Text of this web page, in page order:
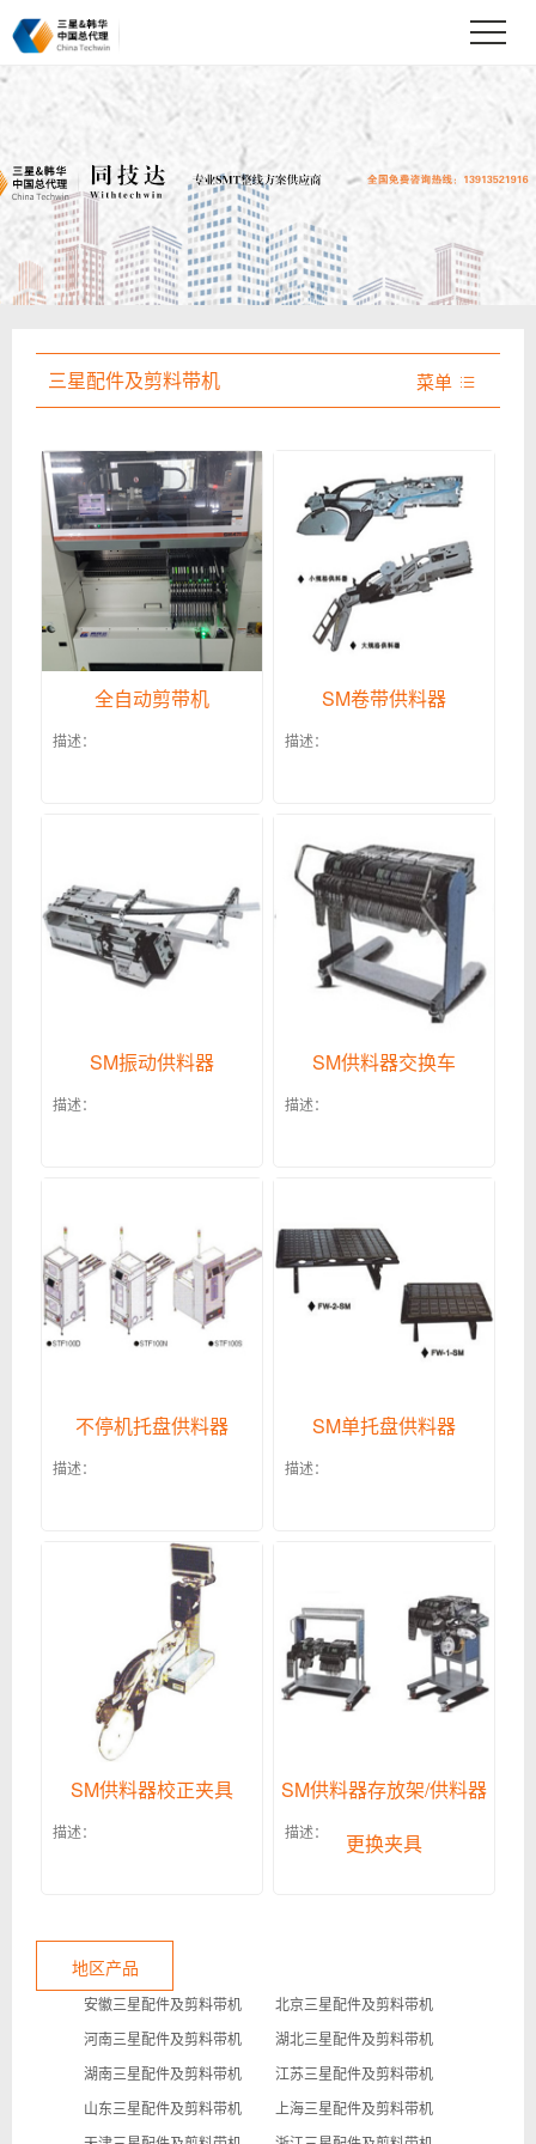
三星配件及剪料带机 菜单 
全自动剪带机
描述：
SM卷带供料器
描述：
SM振动供料器
描述：
SM供料器交换车
描述：
不停机托盘供料器
描述：
SM单托盘供料器
描述：
SM供料器校正夹具
描述：
SM供料器存放架/供料器
更换夹具
描述：
地区产品
安徽三星配件及剪料带机
北京三星配件及剪料带机
河南三星配件及剪料带机
湖北三星配件及剪料带机
湖南三星配件及剪料带机
江苏三星配件及剪料带机
山东三星配件及剪料带机
上海三星配件及剪料带机